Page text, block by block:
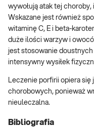
wywołują atak tej
Wskazane jest również
witaminę C, E i beta-
duże ilości warzyw i
jest stosowanie
intensywny wysiłek
Leczenie porfirii opiera się
chorobowych, ponieważ
nieuleczalna.
Bibliografia